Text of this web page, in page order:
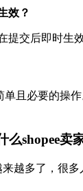
效？
提交后即时生效
单且必要的操
么shopee卖
越多了，很